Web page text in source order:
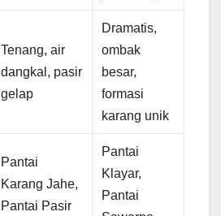
Tenang, air
dangkal, pasir
gelap
Dramatis,
ombak
besar,
formasi
karang unik
Pantai
Karang Jahe,
Pantai Pasir
Pantai
Klayar,
Pantai